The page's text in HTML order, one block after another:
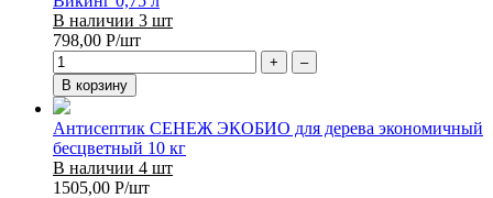
В наличии 3 шт
798,00 Р/шт
+
–
В корзину
Антисептик СЕНЕЖ ЭКОБИО для дерева экономичный
бесцветный 10 кг
В наличии 4 шт
1505,00 Р/шт